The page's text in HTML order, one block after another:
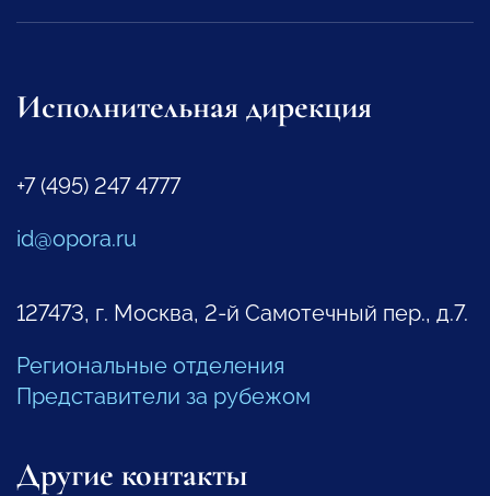
Исполнительная дирекция
+7 (495) 247 4777
id@opora.ru
127473, г. Москва, 2-й Самотечный пер., д.7.
Региональные отделения
Представители за рубежом
Другие контакты